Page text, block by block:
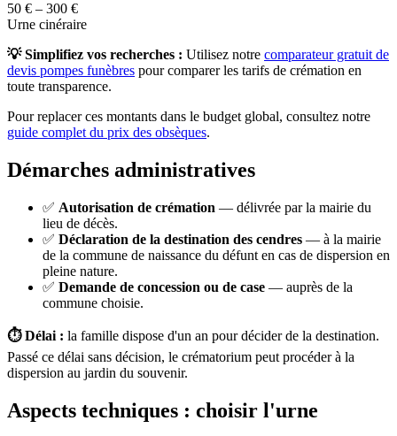
50 € – 300 €
Urne cinéraire
💡 Simplifiez vos recherches : Utilisez notre comparateur gratuit de
devis pompes funèbres pour comparer les tarifs de crémation en
toute transparence.
Pour replacer ces montants dans le budget global, consultez notre
guide complet du prix des obsèques.
Démarches administratives
✅ Autorisation de crémation — délivrée par la mairie du
lieu de décès.
✅ Déclaration de la destination des cendres — à la mairie
de la commune de naissance du défunt en cas de dispersion en
pleine nature.
✅ Demande de concession ou de case — auprès de la
commune choisie.
⏱️ Délai : la famille dispose d'un an pour décider de la destination.
Passé ce délai sans décision, le crématorium peut procéder à la
dispersion au jardin du souvenir.
Aspects techniques : choisir l'urne